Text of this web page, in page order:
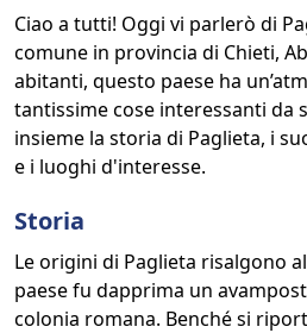
Ciao a tutti! Oggi vi parlerò di
comune in provincia di Chieti,
abitanti, questo paese ha
tantissime cose interessanti da
insieme la storia di Paglieta, i
e i luoghi d'interesse.
Storia
Le origini di Paglieta risalgono
paese fu dapprima un
colonia romana. Benché si